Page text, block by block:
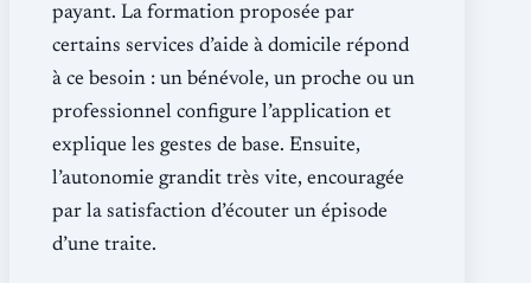
payant. La formation proposée par
certains services d’aide à domicile répond
à ce besoin : un bénévole, un proche ou un
professionnel configure l’application et
explique les gestes de base. Ensuite,
l’autonomie grandit très vite, encouragée
par la satisfaction d’écouter un épisode
d’une traite.